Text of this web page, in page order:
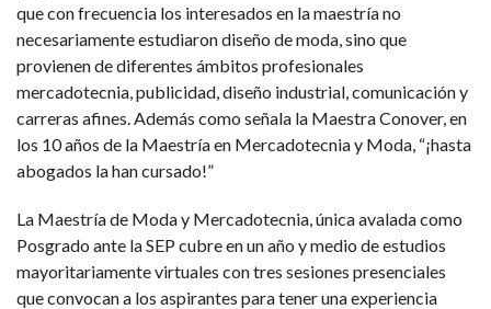
que con frecuencia los interesados en la maestría no
necesariamente estudiaron diseño de moda, sino que
provienen de diferentes ámbitos profesionales
mercadotecnia, publicidad, diseño industrial, comunicación y
carreras afines. Además como señala la Maestra Conover, en
los 10 años de la Maestría en Mercadotecnia y Moda, “¡hasta
abogados la han cursado!”
La Maestría de Moda y Mercadotecnia, única avalada como
Posgrado ante la SEP cubre en un año y medio de estudios
mayoritariamente virtuales con tres sesiones presenciales
que convocan a los aspirantes para tener una experiencia